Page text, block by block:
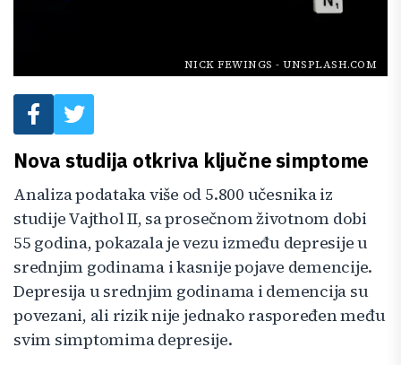
NICK FEWINGS - UNSPLASH.COM
Nova studija otkriva ključne simptome
Analiza podataka više od 5.800 učesnika iz
studije Vajthol II, sa prosečnom životnom dobi
55 godina, pokazala je vezu između depresije u
srednjim godinama i kasnije pojave demencije.
Depresija u srednjim godinama i demencija su
povezani, ali rizik nije jednako raspoređen među
svim simptomima depresije.